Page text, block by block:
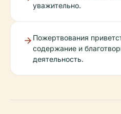
уважительно.
Пожертвования
содержание и
деятельность.